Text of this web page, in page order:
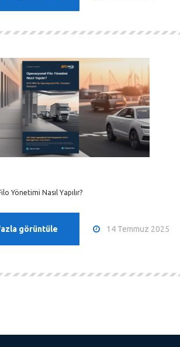
Yönetimi Nasıl Yapılır?
görüntüle 14 Temmuz 2025